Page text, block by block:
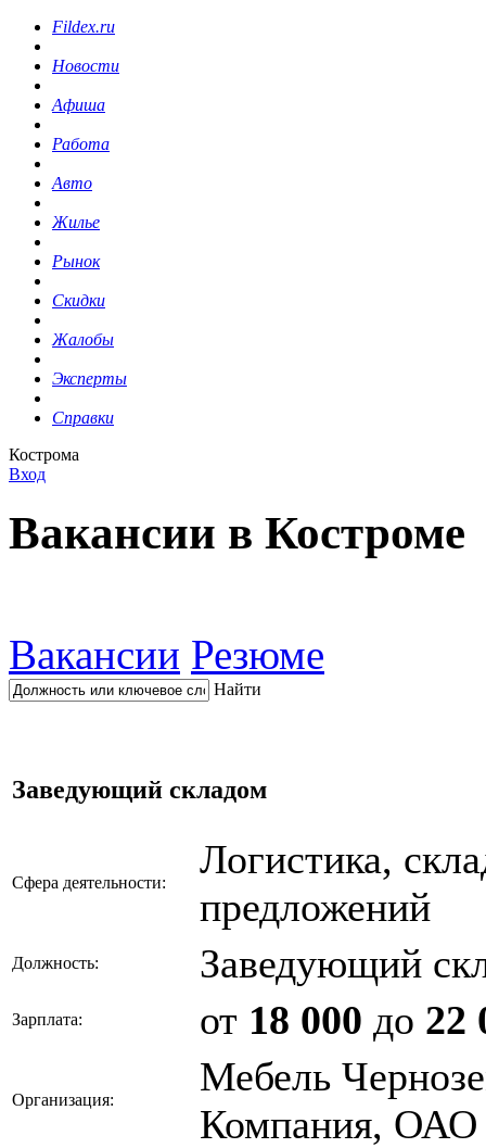
Fildex.ru
Новости
Афиша
Работа
Авто
Жилье
Рынок
Скидки
Жалобы
Эксперты
Справки
Кострома
Вход
Вакансии в Костроме
Вакансии Резюме
Найти
Заведующий складом
Сфера деятельности:
Логистика,
предложений
Должность: Заведующий
Зарплата: от 18 000 до 22
Организация:
Мебель
Компания, ОАО